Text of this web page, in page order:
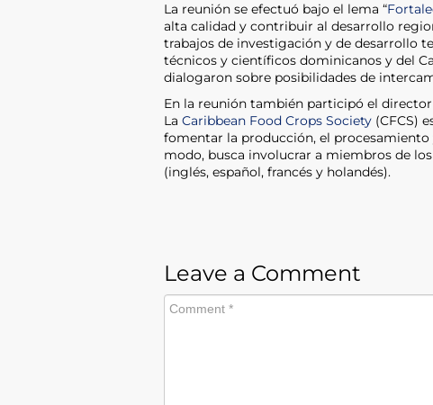
La reunión se efectuó bajo el lema “
alta calidad y contribuir al desarrollo
trabajos de investigación y de desarrollo
técnicos y científicos dominicanos y del
dialogaron sobre posibilidades de
En la reunión también participó el director
La Caribbean Food Crops Society (CFCS)
fomentar la producción, el
modo, busca involucrar a miembros de
(inglés, español, francés y holandés).
Leave a Comment